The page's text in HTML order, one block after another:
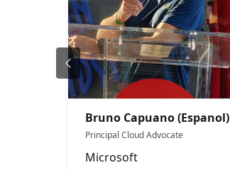
Bruno Capuano (Espanol)
Principal Cloud Advocate
Microsoft